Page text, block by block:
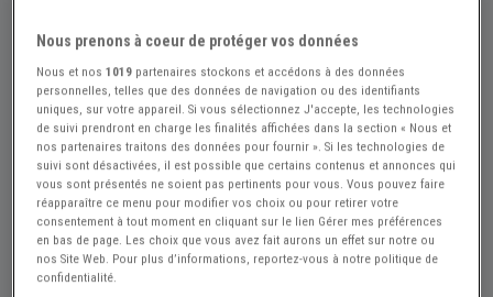
Nous prenons à coeur de protéger vos données
Nous et nos1019 partenaires stockons et accédons à des données
personnelles, telles que des données de navigation ou des identifiants
uniques, sur votre appareil. Si vous sélectionnez J'accepte, les technologies
de suivi prendront en charge les finalités affichées dans la section « Nous et
nos partenaires traitons des données pour fournir ». Si les technologies de
suivi sont désactivées, il est possible que certains contenus et annonces qui
vous sont présentés ne soient pas pertinents pour vous. Vous pouvez faire
réapparaître ce menu pour modifier vos choix ou pour retirer votre
consentement à tout moment en cliquant sur le lien Gérer mes préférences
en bas de page. Les choix que vous avez fait aurons un effet sur notre ou
nos Site Web. Pour plus d’informations, reportez-vous à notre politique de
confidentialité.